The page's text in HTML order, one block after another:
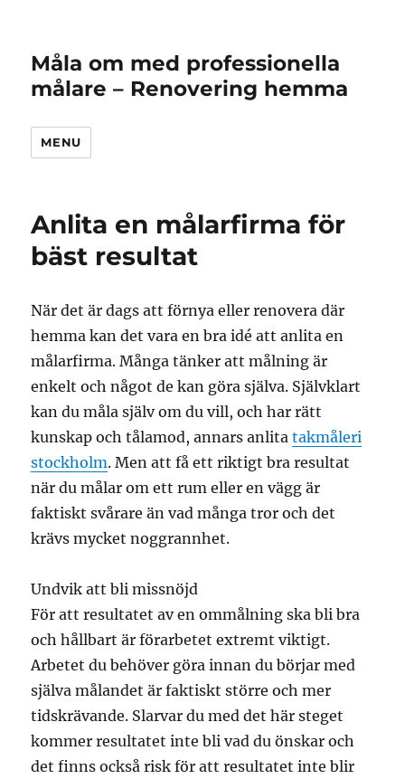
Måla om med professionella
målare – Renovering hemma
MENU
Anlita en målarfirma för
bäst resultat
När det är dags att förnya eller renovera där
hemma kan det vara en bra idé att anlita en
målarfirma. Många tänker att målning är
enkelt och något de kan göra själva. Självklart
kan du måla själv om du vill, och har rätt
kunskap och tålamod, annars anlitatakmåleri
stockholm. Men att få ett riktigt bra resultat
när du målar om ett rum eller en vägg är
faktiskt svårare än vad många tror och det
krävs mycket noggrannhet.
Undvik att bli missnöjd
För att resultatet av en ommålning ska bli bra
och hållbart är förarbetet extremt viktigt.
Arbetet du behöver göra innan du börjar med
själva målandet är faktiskt större och mer
tidskrävande. Slarvar du med det här steget
kommer resultatet inte bli vad du önskar och
det finns också risk för att resultatet inte blir